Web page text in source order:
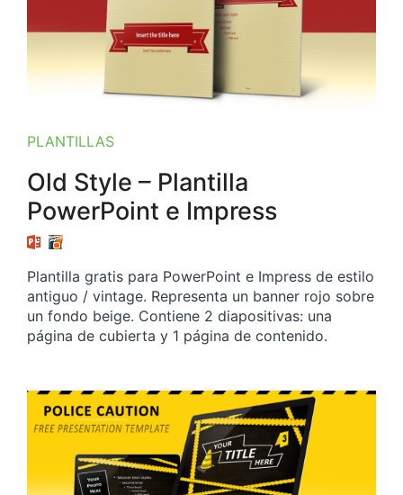
PLANTILLAS
Old Style – Plantilla
PowerPoint e Impress
Plantilla gratis para PowerPoint e Impress de estilo
antiguo / vintage. Representa un banner rojo sobre
un fondo beige. Contiene 2 diapositivas: una
página de cubierta y 1 página de contenido.